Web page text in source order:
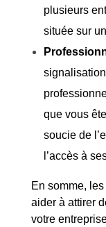
plusieurs
située sur
que vous
soucie de
l’accès à
En somme,
aider à attirer
votre